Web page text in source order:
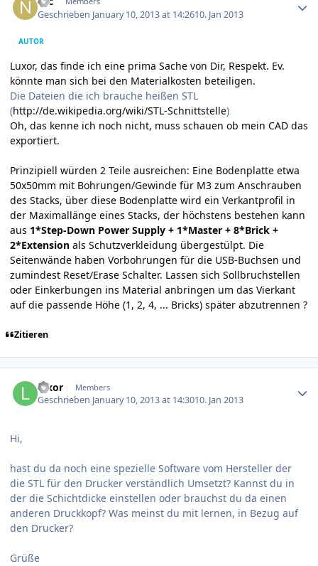
Geschrieben January 10, 2013 at 14:2610. Jan 2013
AUTOR
Luxor, das finde ich eine prima Sache von Dir, Respekt. Ev.
könnte man sich bei den Materialkosten beteiligen.
Die Dateien die ich brauche heißen STL
(http://de.wikipedia.org/wiki/STL-Schnittstelle)
Oh, das kenne ich noch nicht, muss schauen ob mein CAD das
exportiert.
Prinzipiell würden 2 Teile ausreichen: Eine Bodenplatte etwa
50x50mm mit Bohrungen/Gewinde für M3 zum Anschrauben
des Stacks, über diese Bodenplatte wird ein Verkantprofil in
der Maximallänge eines Stacks, der höchstens bestehen kann
aus 1*Step-Down Power Supply + 1*Master + 8*Brick +
2*Extension als Schutzverkleidung übergestülpt. Die
Seitenwände haben Vorbohrungen für die USB-Buchsen und
zumindest Reset/Erase Schalter. Lassen sich Sollbruchstellen
oder Einkerbungen ins Material anbringen um das Vierkant
auf die passende Höhe (1, 2, 4, ... Bricks) später abzutrennen ?
Zitieren
luxor Members
Geschrieben January 10, 2013 at 14:3010. Jan 2013
Hi,
hast du da noch eine spezielle Software vom Hersteller der
die STL für den Drucker verständlich Umsetzt? Kannst du in
der die Schichtdicke einstellen oder brauchst du da einen
anderen Druckkopf? Was meinst du mit lernen, in Bezug auf
den Drucker?
Grüße